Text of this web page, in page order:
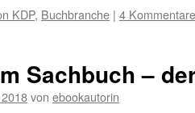
KDP, Buchbranche | 4 Kommentare
Sachbuch –
von ebookautorin